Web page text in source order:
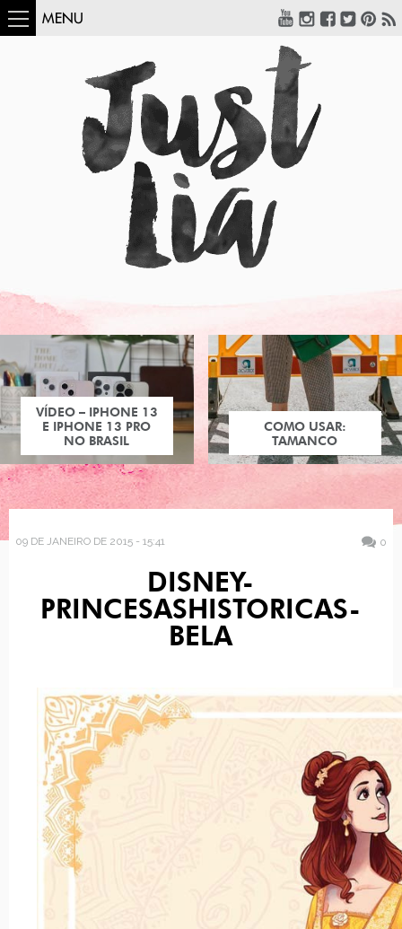
MENU
COMO USAR:
TAMANCO
09 DE JANEIRO DE 2015 - 15:41 0
DISNEY-
PRINCESASHISTORICAS-
BELA